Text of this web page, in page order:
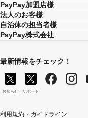
PayPay加盟店様
法人のお客様
自治体の担当者様
PayPay株式会社
最新情報をチェック！
お知らせ サポート
利用規約・ガイドライン